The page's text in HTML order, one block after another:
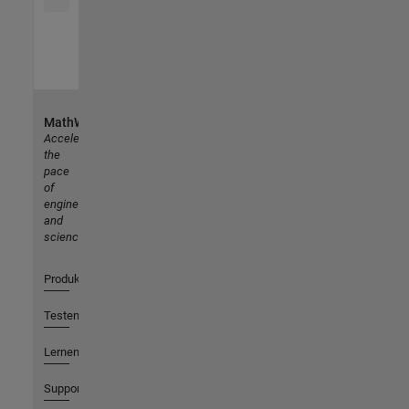
MathWorks
Accelerating
the
pace
of
engineering
and
science
Produkte
Testen oder Kaufen
Lernen
Support